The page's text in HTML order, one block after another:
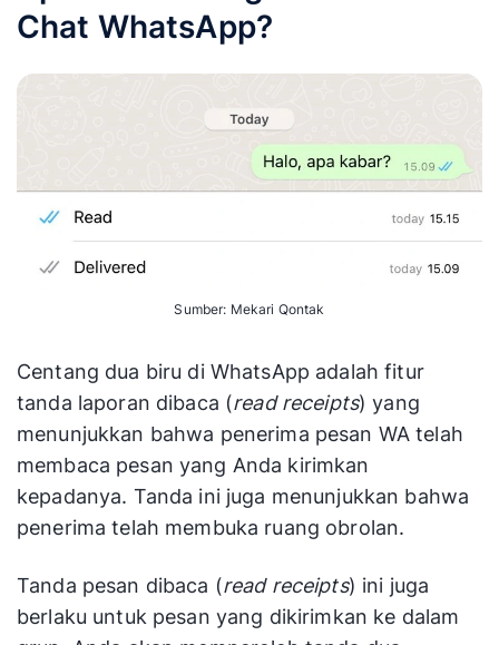
Chat WhatsApp?
Sumber: Mekari Qontak
Centang dua biru di WhatsApp adalah fitur
tanda laporan dibaca (read receipts) yang
menunjukkan bahwa penerima pesan WA telah
membaca pesan yang Anda kirimkan
kepadanya. Tanda ini juga menunjukkan bahwa
penerima telah membuka ruang obrolan.
Tanda pesan dibaca (read receipts) ini juga
berlaku untuk pesan yang dikirimkan ke dalam